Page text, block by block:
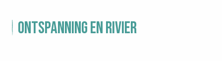
Ontspanning en rivier